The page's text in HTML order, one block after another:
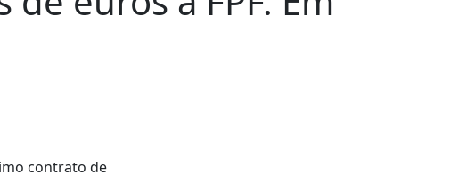
contrato de